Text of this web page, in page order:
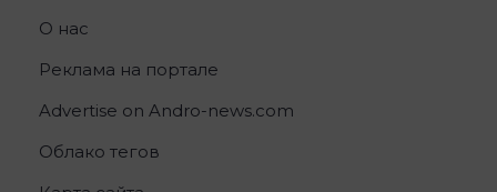
О нас
Реклама на портале
Advertise on Andro-news.com
Облако тегов